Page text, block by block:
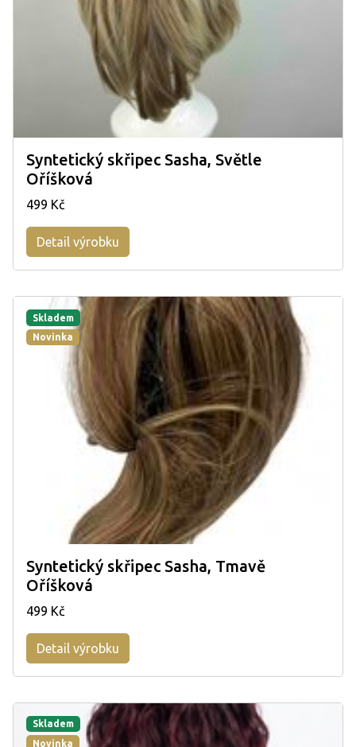
Syntetický skřipec Sasha, Světle
Oříšková
499 Kč
Detail výrobku
Skladem
Novinka
Syntetický skřipec Sasha, Tmavě
Oříšková
499 Kč
Detail výrobku
Skladem
Novinka